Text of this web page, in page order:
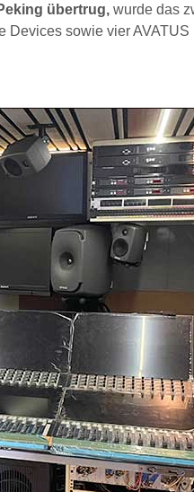
übertrug, wurde das
Devices sowie vier AVATUS